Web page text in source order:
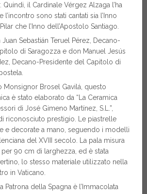
Quindi, il Cardinale Vérgez Alzaga l’ha
l’incontro sono stati cantati sia l’Inno
che l’Inno dell’Apostolo Santiago.
Sebastián Teruel Pérez, Decano-
di Saragozza e don Manuel Jesús
Decano-Presidente del Capitolo di
Monsignor Brosel Gavilá, questo
è stato elaborato da “La Ceramica
di José Gimeno Martínez, S.L.”,
riconosciuto prestigio. Le piastrelle
e decorate a mano, seguendo i modelli
del XVIII secolo. La pala misura
90 cm di larghezza, ed è stata
lo stesso materiale utilizzato nella
in Vaticano.
Patrona della Spagna è l’Immacolata